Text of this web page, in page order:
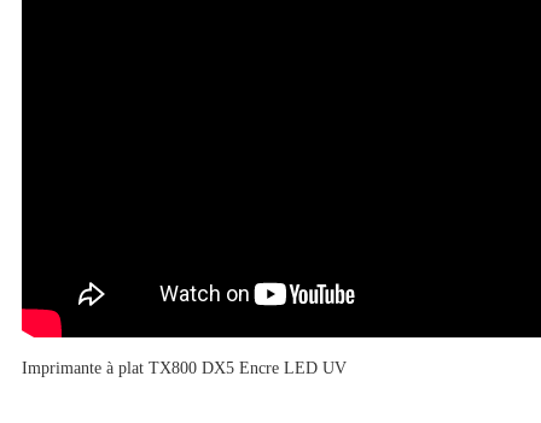
Imprimante à plat TX800 DX5 Encre LED UV